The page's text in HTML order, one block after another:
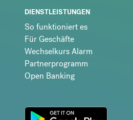
DIENSTLEISTUNGEN
So funktioniert es
Für Geschäfte
Wechselkurs Alarm
Partnerprogramm
Open Banking